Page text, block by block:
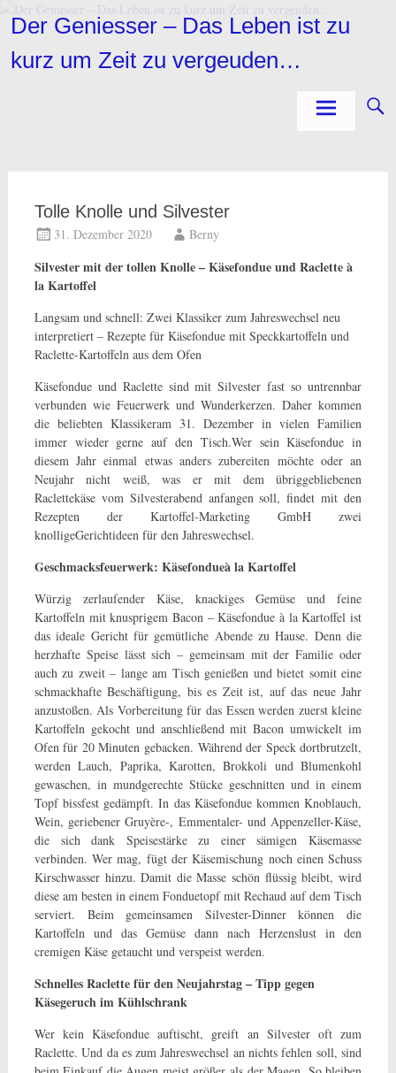
Zum
InhaltDer Geniesser – Das Leben ist zu
kurz um Zeit zu vergeuden…
Tolle Knolle und Silvester
31. Dezember 2020 Berny
Silvester mit der tollen Knolle – Käsefondue und Raclette à
la Kartoffel
Langsam und schnell: Zwei Klassiker zum Jahreswechsel neu
interpretiert – Rezepte für Käsefondue mit Speckkartoffeln und
Raclette-Kartoffeln aus dem Ofen
Käsefondue und Raclette sind mit Silvester fast so untrennbar
verbunden wie Feuerwerk und Wunderkerzen. Daher kommen
die beliebten Klassikeram 31. Dezember in vielen Familien
immer wieder gerne auf den Tisch.Wer sein Käsefondue in
diesem Jahr einmal etwas anders zubereiten möchte oder an
Neujahr nicht weiß, was er mit dem übriggebliebenen
Raclettekäse vom Silvesterabend anfangen soll, findet mit den
Rezepten der Kartoffel-Marketing GmbH zwei
knolligeGerichtideen für den Jahreswechsel.
Geschmacksfeuerwerk: Käsefondueà la Kartoffel
Würzig zerlaufender Käse, knackiges Gemüse und feine
Kartoffeln mit knusprigem Bacon – Käsefondue à la Kartoffel ist
das ideale Gericht für gemütliche Abende zu Hause. Denn die
herzhafte Speise lässt sich – gemeinsam mit der Familie oder
auch zu zweit – lange am Tisch genießen und bietet somit eine
schmackhafte Beschäftigung, bis es Zeit ist, auf das neue Jahr
anzustoßen. Als Vorbereitung für das Essen werden zuerst kleine
Kartoffeln gekocht und anschließend mit Bacon umwickelt im
Ofen für 20 Minuten gebacken. Während der Speck dortbrutzelt,
werden Lauch, Paprika, Karotten, Brokkoli und Blumenkohl
gewaschen, in mundgerechte Stücke geschnitten und in einem
Topf bissfest gedämpft. In das Käsefondue kommen Knoblauch,
Wein, geriebener Gruyère-, Emmentaler- und Appenzeller-Käse,
die sich dank Speisestärke zu einer sämigen Käsemasse
verbinden. Wer mag, fügt der Käsemischung noch einen Schuss
Kirschwasser hinzu. Damit die Masse schön flüssig bleibt, wird
diese am besten in einem Fonduetopf mit Rechaud auf dem Tisch
serviert. Beim gemeinsamen Silvester-Dinner können die
Kartoffeln und das Gemüse dann nach Herzenslust in den
cremigen Käse getaucht und verspeist werden.
Schnelles Raclette für den Neujahrstag – Tipp gegen
Käsegeruch im Kühlschrank
Wer kein Käsefondue auftischt, greift an Silvester oft zum
Raclette. Und da es zum Jahreswechsel an nichts fehlen soll, sind